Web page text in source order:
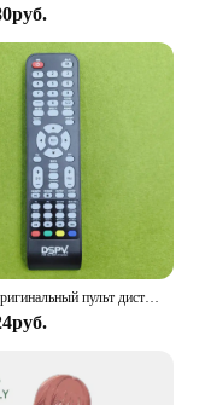
Новый оригинальный пульт дистанционного управления DSPV для всех дисплеев MANIA для DSP светодиодный LCD TV